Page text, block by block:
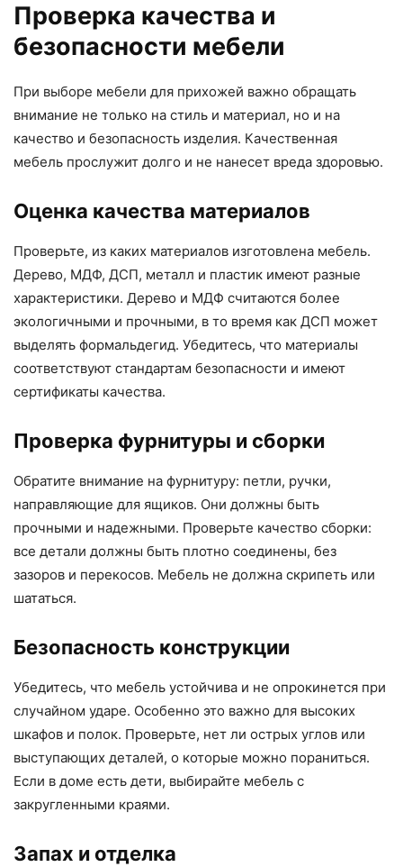
Проверка качества и
безопасности мебели
При выборе мебели для прихожей важно обращать
внимание не только на стиль и материал, но и на
качество и безопасность изделия. Качественная
мебель прослужит долго и не нанесет вреда здоровью.
Оценка качества материалов
Проверьте, из каких материалов изготовлена мебель.
Дерево, МДФ, ДСП, металл и пластик имеют разные
характеристики. Дерево и МДФ считаются более
экологичными и прочными, в то время как ДСП может
выделять формальдегид. Убедитесь, что материалы
соответствуют стандартам безопасности и имеют
сертификаты качества.
Проверка фурнитуры и сборки
Обратите внимание на фурнитуру: петли, ручки,
направляющие для ящиков. Они должны быть
прочными и надежными. Проверьте качество сборки:
все детали должны быть плотно соединены, без
зазоров и перекосов. Мебель не должна скрипеть или
шататься.
Безопасность конструкции
Убедитесь, что мебель устойчива и не опрокинется при
случайном ударе. Особенно это важно для высоких
шкафов и полок. Проверьте, нет ли острых углов или
выступающих деталей, о которые можно пораниться.
Если в доме есть дети, выбирайте мебель с
закругленными краями.
Запах и отделка